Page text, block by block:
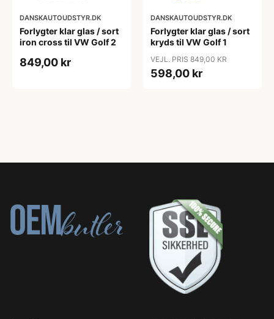
DANSKAUTOUDSTYR.DK
Forlygter klar glas / sort
iron cross til VW Golf 2
849,00 kr
DANSKAUTOUDSTYR.DK
Forlygter klar glas / sort
kryds til VW Golf 1
VEJL. PRIS 849,00 KR
598,00 kr